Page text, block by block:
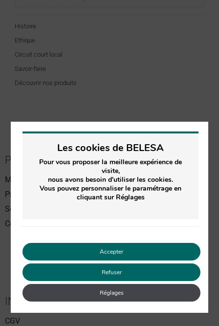
Histoire
Ethique
Circuit court local
Savoir-faire
Découvrir nos produits
PASSER COMMANDE
Meilleures ventes
Produits Soin du visage
Soin du corps
Coffrets Soin du visage
INFORMATIONS
CGV
Les cookies de BELESA
Pour vous proposer la meilleure expérience de
visite,
nous avons besoin d'utiliser les cookies.
Vous pouvez personnaliser le paramétrage en
cliquant sur Réglages
Accepter
Refuser
Réglages